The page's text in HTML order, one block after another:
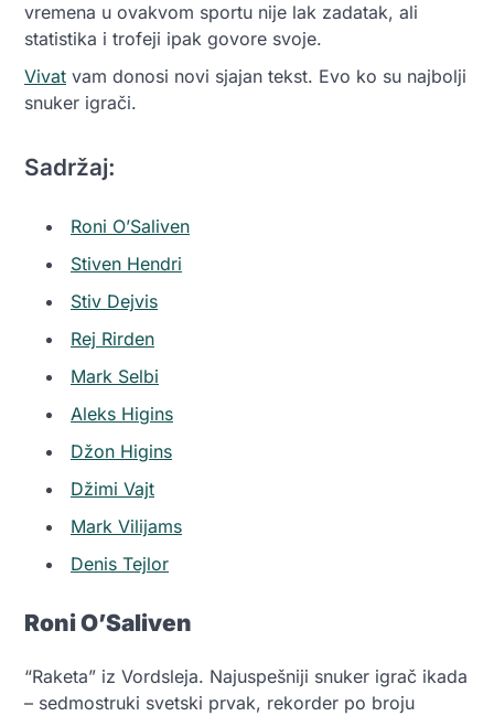
vremena u ovakvom sportu nije lak zadatak, ali
statistika i trofeji ipak govore svoje.
Vivat vam donosi novi sjajan tekst. Evo ko su najbolji
snuker igrači.
Sadržaj:
Roni O’Saliven
Stiven Hendri
Stiv Dejvis
Rej Rirden
Mark Selbi
Aleks Higins
Džon Higins
Džimi Vajt
Mark Vilijams
Denis Tejlor
Roni O’Saliven
“Raketa” iz Vordsleja. Najuspešniji snuker igrač ikada
– sedmostruki svetski prvak, rekorder po broju